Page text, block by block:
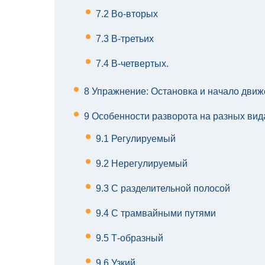
7.2 Во-вторых
7.3 В-третьих
7.4 В-четвертых.
8 Упражнение: Остановка и начало
9 Особенности разворота на разных
9.1 Регулируемый
9.2 Нерегулируемый
9.3 ​​С разделительной полосой
9.4 С трамвайными путями
9.5 Т-образный